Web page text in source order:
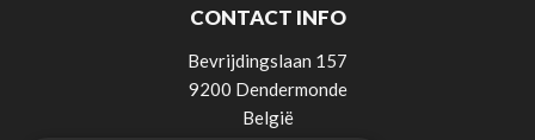
CONTACT INFO
Bevrijdingslaan 157
9200 Dendermonde
België